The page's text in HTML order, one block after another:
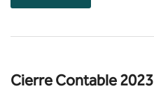
Cierre Contable 2023